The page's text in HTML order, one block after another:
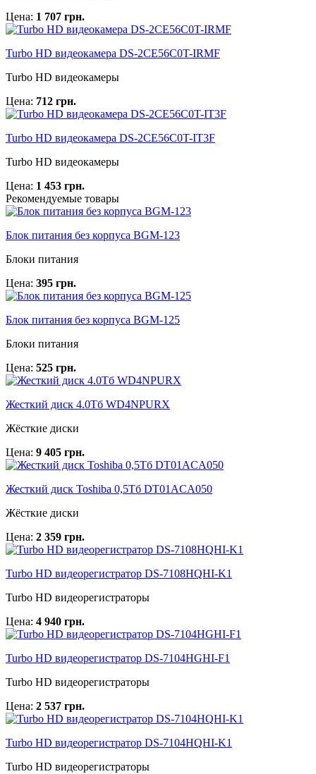
Цена: 1 707 грн.
Turbo HD видеокамера DS-2CE56C0T-IRMF
Turbo HD видеокамеры
Цена: 712 грн.
Turbo HD видеокамера DS-2CE56C0T-IT3F
Turbo HD видеокамеры
Цена: 1 453 грн.
Рекомендуемые товары
Блок питания без корпуса BGM-123
Блоки питания
Цена: 395 грн.
Блок питания без корпуса BGM-125
Блоки питания
Цена: 525 грн.
Жесткий диск 4.0Тб WD4NPURX
Жёсткие диски
Цена: 9 405 грн.
Жесткий диск Toshiba 0,5Тб DT01ACA050
Жёсткие диски
Цена: 2 359 грн.
Turbo HD видеорегистратор DS-7108HQHI-K1
Turbo HD видеорегистраторы
Цена: 4 940 грн.
Turbo HD видеорегистратор DS-7104HGHI-F1
Turbo HD видеорегистраторы
Цена: 2 537 грн.
Turbo HD видеорегистратор DS-7104HQHI-K1
Turbo HD видеорегистраторы